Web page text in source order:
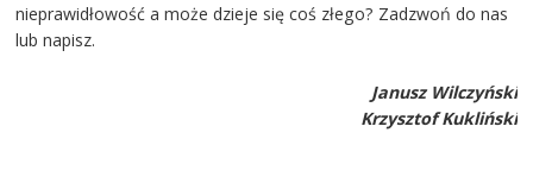
nieprawidłowość a może dzieje się coś złego? Zadzwoń do nas
lub napisz.
Janusz Wilczyński
Krzysztof Kukliński